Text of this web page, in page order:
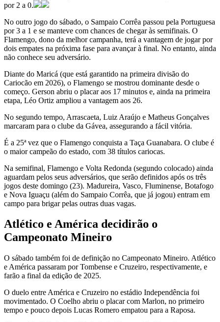
por 2 a 0.
No outro jogo do sábado, o Sampaio Corrêa passou pela Portuguesa
por 3 a 1 e se manteve com chances de chegar às semifinais. O
Flamengo, dono da melhor campanha, terá a vantagem de jogar por
dois empates na próxima fase para avançar à final. No entanto, ainda
não conhece seu adversário.
Diante do Maricá (que está garantido na primeira divisão do
Cariocão em 2026), o Flamengo se mostrou dominante desde o
começo. Gerson abriu o placar aos 17 minutos e, ainda na primeira
etapa, Léo Ortiz ampliou a vantagem aos 26.
No segundo tempo, Arrascaeta, Luiz Araújo e Matheus Gonçalves
marcaram para o clube da Gávea, assegurando a fácil vitória.
É a 25ª vez que o Flamengo conquista a Taça Guanabara. O clube é
o maior campeão do estado, com 38 títulos cariocas.
Na semifinal, Flamengo e Volta Redonda (segundo colocado) ainda
aguardam pelos seus adversários, que serão definidos após os três
jogos deste domingo (23). Madureira, Vasco, Fluminense, Botafogo
e Nova Iguaçu (além do Sampaio Corrêa, que já jogou) entram em
campo para brigar pelas outras duas vagas.
Atlético e América decidirão o
Campeonato Mineiro
O sábado também foi de definição no Campeonato Mineiro. Atlético
e América passaram por Tombense e Cruzeiro, respectivamente, e
farão a final da edição de 2025.
O duelo entre América e Cruzeiro no estádio Independência foi
movimentado. O Coelho abriu o placar com Marlon, no primeiro
tempo e pouco depois Lucas Romero empatou para a Raposa.